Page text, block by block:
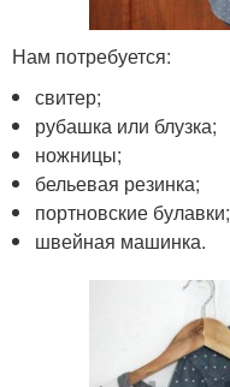
Нам потребуется:
свитер;
рубашка или блузка;
ножницы;
бельевая резинка;
портновские булавки;
швейная машинка.